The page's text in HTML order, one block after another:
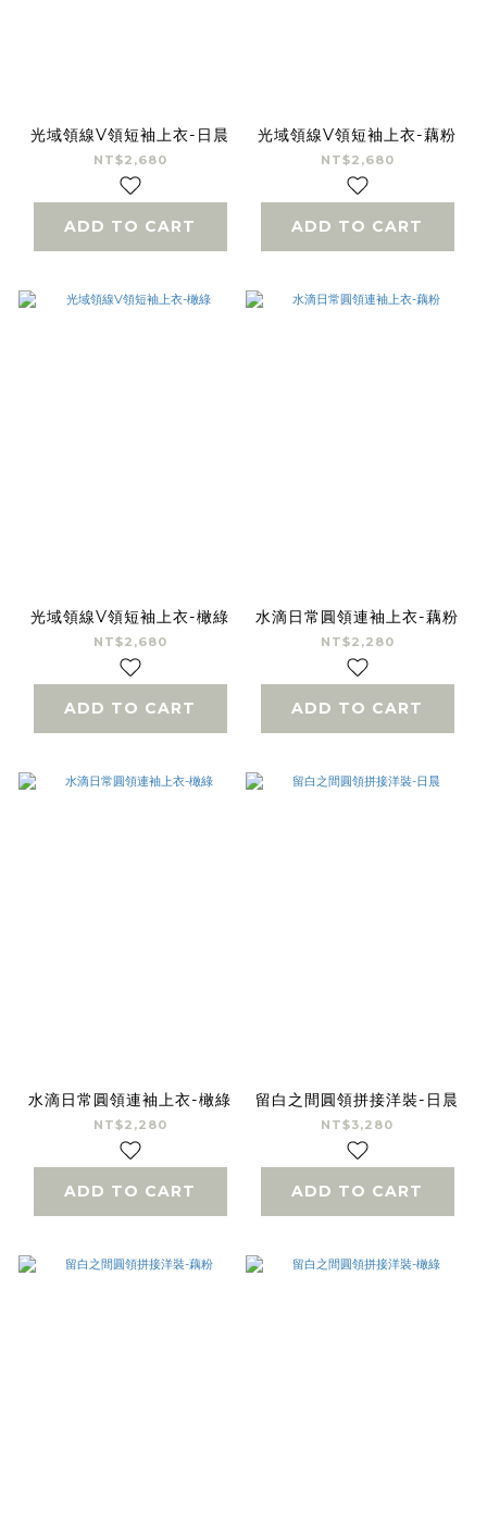
光域領線V領短袖上衣-日晨
NT$2,680
ADD TO CART
光域領線V領短袖上衣-藕粉
NT$2,680
ADD TO CART
光域領線V領短袖上衣-橄綠
NT$2,680
ADD TO CART
水滴日常圓領連袖上衣-藕粉
NT$2,280
ADD TO CART
水滴日常圓領連袖上衣-橄綠
NT$2,280
ADD TO CART
留白之間圓領拼接洋裝-日晨
NT$3,280
ADD TO CART